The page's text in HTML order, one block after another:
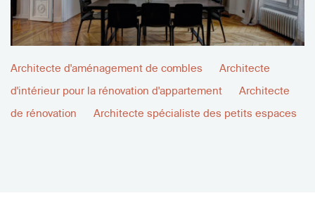
Architecte d'aménagement de combles
Architecte
d'intérieur pour la rénovation d'appartement
Architecte
de rénovation
Architecte spécialiste des petits espaces